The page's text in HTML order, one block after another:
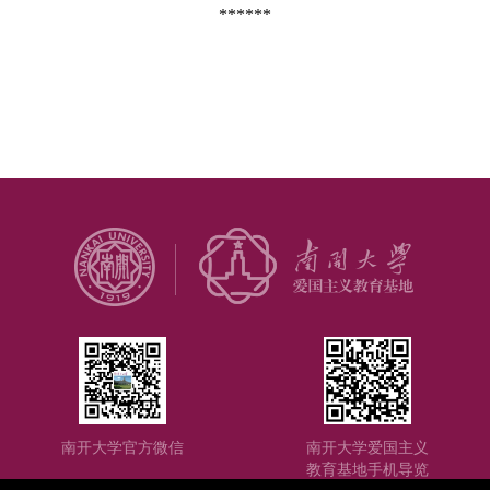
南开大学官方微信
南开大学爱国主义
教育基地手机导览